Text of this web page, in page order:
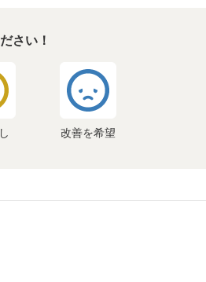
さい！
改善を希望